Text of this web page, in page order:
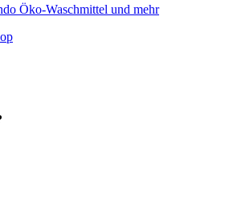
Öko-Waschmittel und mehr